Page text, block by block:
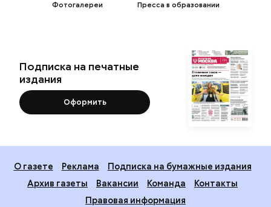
Фотогалереи
Пресса в образовании
Подписка на печатные
издания
Оформить
О газете Реклама
Подписка на бумажные издания
Архив газеты
Вакансии Команда
Контакты
Правовая информация